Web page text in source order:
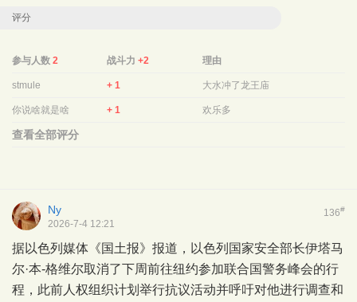
评分
参与人数 2 战斗力+2 理由
stmule + 1 大水冲了龙王庙
你说啥就是啥 + 1 欢乐多
查看全部评分
136#
Ny
2026-7-4 12:21
据以色列媒体《国土报》报道，以色列国家安全部长伊塔马
尔·本-格维尔取消了下周前往纽约参加联合国警务峰会的行
程，此前人权组织计划举行抗议活动并呼吁对他进行调查和